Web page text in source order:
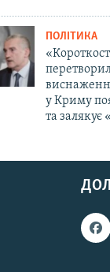
ПОЛІТИКА
у Криму
та